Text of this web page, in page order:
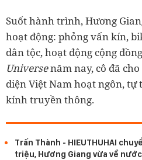
Suốt hành trình, Hương
hoạt động: phỏng vấn kín,
dân tộc, hoạt động cộng
Universenăm nay, cô đã
diện Việt Nam hoạt ngôn,
kính truyền thông.
Trấn Thành - HIEUTHUHAI
triệu, Hương Giang vừa về